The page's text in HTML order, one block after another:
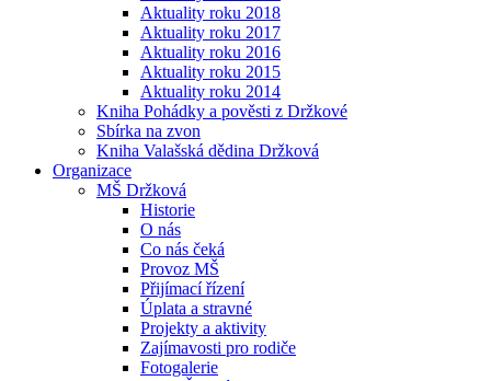
Aktuality roku 2018
Aktuality roku 2017
Aktuality roku 2016
Aktuality roku 2015
Aktuality roku 2014
Kniha Pohádky a pověsti z Držkové
Sbírka na zvon
Kniha Valašská dědina Držková
Organizace
MŠ Držková
Historie
O nás
Co nás čeká
Provoz MŠ
Přijímací řízení
Úplata a stravné
Projekty a aktivity
Zajímavosti pro rodiče
Fotogalerie